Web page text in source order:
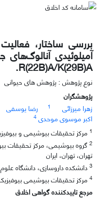
بررسی ساختار،
R(22B)A/K(29B)A.
نوع پژوهش : پژوهش های حیوانی
پژوهشگران
زهرا میرزائی
1 رضا یوسفی
اکبر موسوی موحدی 4
1 مرکز تحقیقات بیوشیمی و
2
تهران، تهران، ایران
3 دانشکده داروسازی، دانشگاه علوم
4 مرکز تحقیقات بیوشیمی
مرجع تاییدکننده گواهی اخلاق